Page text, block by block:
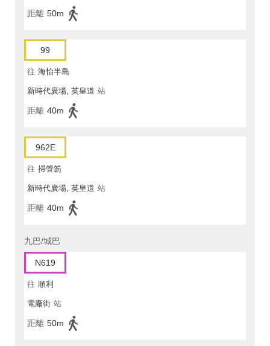
距離 50m
99
往 海怡半島
新時代廣場, 英皇道 站
距離 40m
962E
往 掃管笏
新時代廣場, 英皇道 站
距離 40m
九巴/城巴
N619
往 順利
電廠街 站
距離 50m